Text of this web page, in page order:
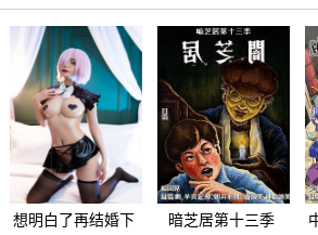
想明白了再结婚下
暗芝居第十三季